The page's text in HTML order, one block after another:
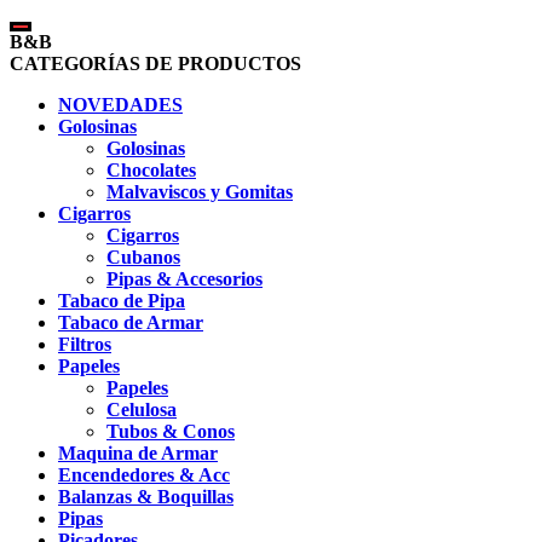
B&B
CATEGORÍAS DE PRODUCTOS
NOVEDADES
Golosinas
Golosinas
Chocolates
Malvaviscos y Gomitas
Cigarros
Cigarros
Cubanos
Pipas & Accesorios
Tabaco de Pipa
Tabaco de Armar
Filtros
Papeles
Papeles
Celulosa
Tubos & Conos
Maquina de Armar
Encendedores & Acc
Balanzas & Boquillas
Pipas